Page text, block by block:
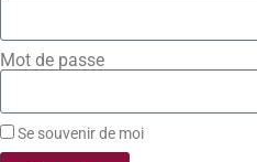
Mot de passe
Se souvenir de moi